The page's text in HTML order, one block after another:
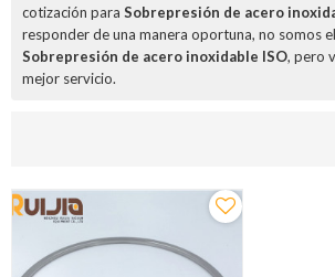
cotización para Sobrepresión de acero
responder de una manera oportuna, no somos
Sobrepresión de acero inoxidable ISO, pero
mejor servicio.